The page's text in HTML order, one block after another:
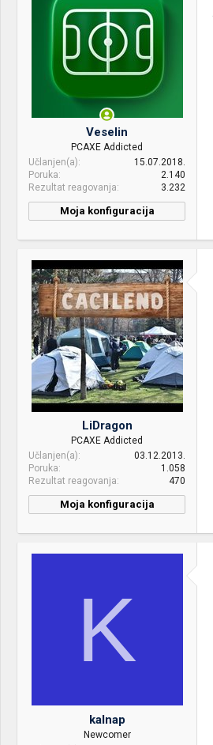
Veselin
PCAXE Addicted
Učlanjen(a)
15.07.2018.
Poruka
2.140
Rezultat reagovanja
3.232
Moja konfiguracija
LiDragon
PCAXE Addicted
Učlanjen(a)
03.12.2013.
Poruka
1.058
Rezultat reagovanja
470
Moja konfiguracija
K
kalnap
Newcomer